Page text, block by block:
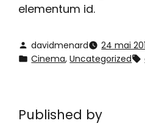
elementum id.
davidmenard
24 mai
Cinema, Uncategorized
Published by